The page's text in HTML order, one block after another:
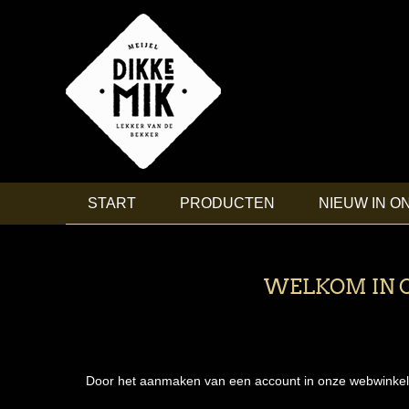
START PRODUCTEN NIEUW IN
WELKOM IN
Door het aanmaken van een account in onze